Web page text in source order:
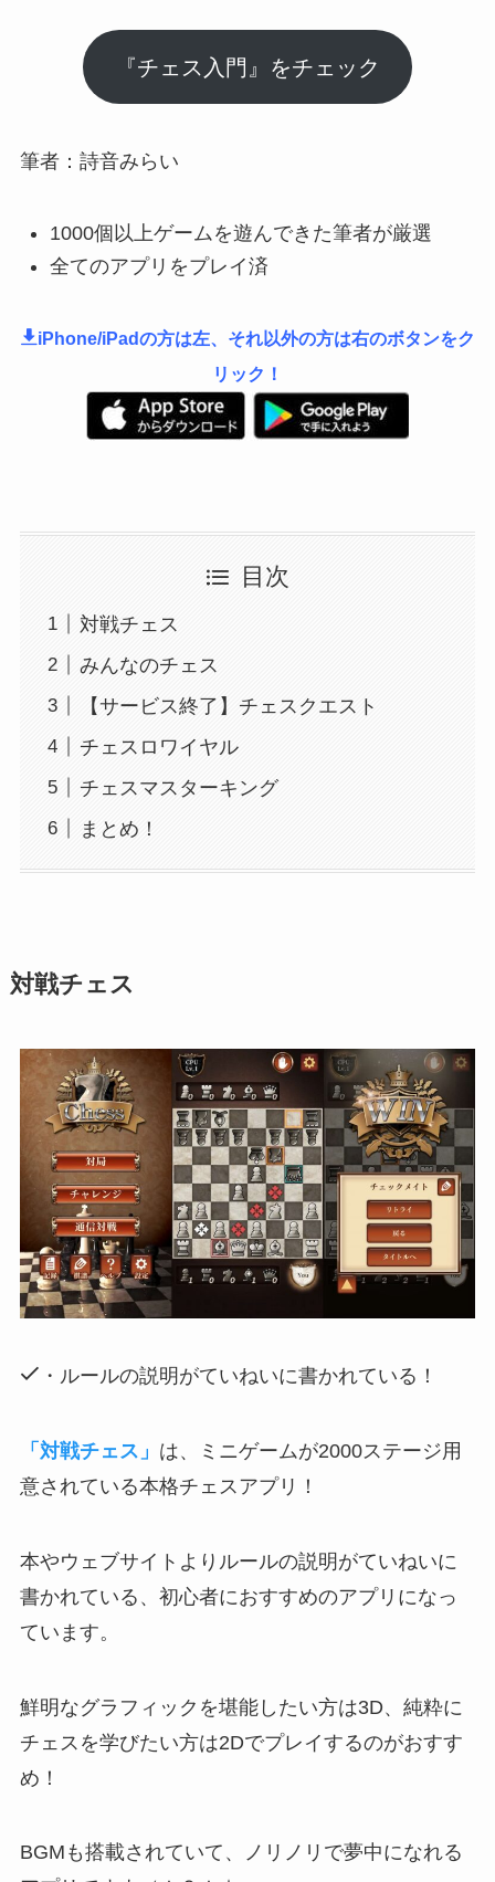
『チェス入門』をチェック
筆者：詩音みらい
1000個以上ゲームを遊んできた筆者が厳選
全てのアプリをプレイ済
iPhone/iPadの方は左、それ以外の方は右のボタンをク
リック！
目次
対戦チェス
みんなのチェス
【サービス終了】チェスクエスト
チェスロワイヤル
チェスマスターキング
まとめ！
対戦チェス
・ルールの説明がていねいに書かれている！
「対戦チェス」 は、ミニゲームが2000ステージ用
意されている本格チェスアプリ！
本やウェブサイトより ルールの説明がていねいに
書かれている 、初心者におすすめのアプリになっ
ています。
鮮明なグラフィックを堪能したい方は3D、純粋に
チェスを学びたい方は2Dでプレイするのがおすす
め！
BGMも搭載されていて、ノリノリで夢中になれる